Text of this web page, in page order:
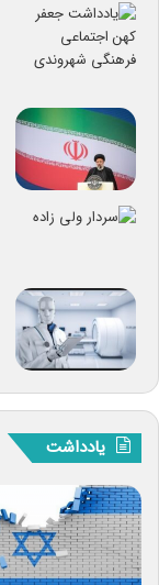
یادداشت